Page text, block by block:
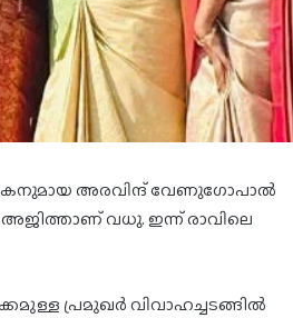
അരവിന്ദ് വേണുഗോപാൽ
വധു. ഇന്ന് രാവിലെ
പ്രമുഖർ വിവാഹച്ചടങ്ങിൽ